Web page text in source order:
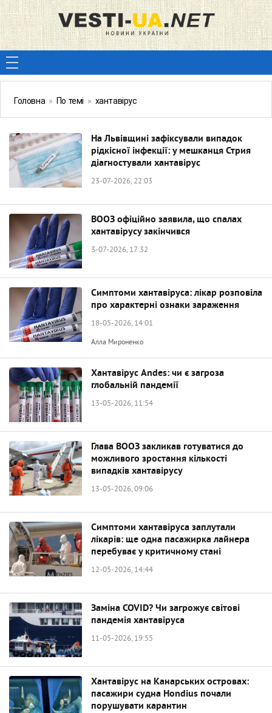
Головна » По темі » хантавірус
На Львівщині зафіксували випадок
рідкісної інфекції: у мешканця Стрия
діагностували хантавірус
23-07-2026, 22:03
ВООЗ офіційно заявила, що спалах
хантавірусу закінчився
3-07-2026, 17:32
Симптоми хантавіруса: лікар розповіла
про характерні ознаки зараження
18-05-2026, 14:01
Алла Мироненко
Хантавірус Andes: чи є загроза
глобальній пандемії
13-05-2026, 11:54
Глава ВООЗ закликав готуватися до
можливого зростання кількості
випадків хантавірусу
13-05-2026, 09:06
Симптоми хантавіруса заплутали
лікарів: ще одна пасажирка лайнера
перебуває у критичному стані
12-05-2026, 14:44
Заміна COVID? Чи загрожує світові
пандемія хантавіруса
11-05-2026, 19:55
Хантавірус на Канарських островах:
пасажири судна Hondius почали
порушувати карантин